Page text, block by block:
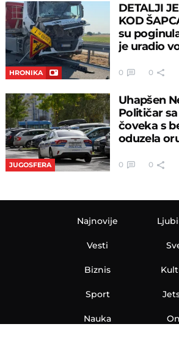
HRONIKA
DETALJI
KOD
su
je uradio
0 0
JUGOSFERA
Uhapšen
Političar
čoveka s
oduzela
0 0
Najnovije
Vesti
Biznis
Sport
Nauka